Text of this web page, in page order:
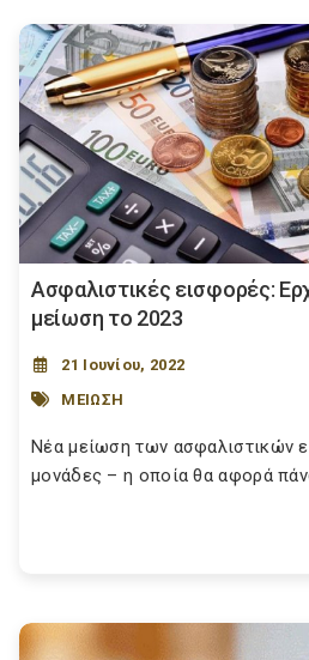
Ασφαλιστικές εισφορές:
μείωση το 2023
21 Ιουνίου, 2022
ΜΕΙΩΣΗ
Νέα μείωση των ασφαλιστικών
μονάδες – η οποία θα αφορά